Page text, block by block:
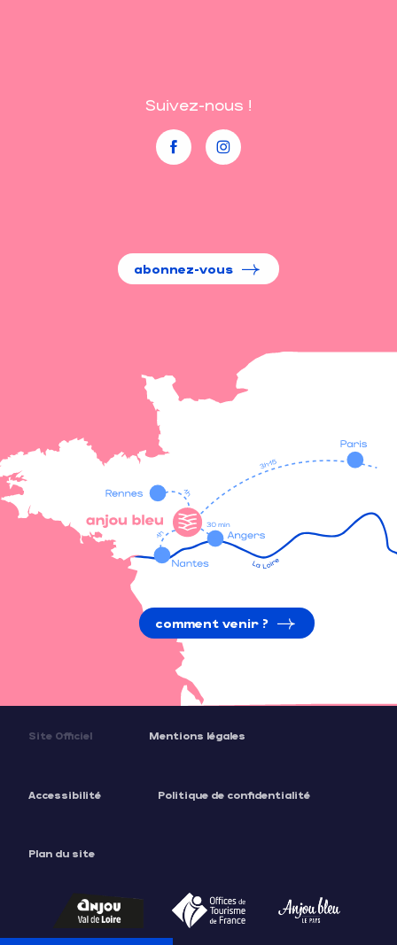
Suivez-nous !
abonnez-vous
comment venir ?
Site Officiel Mentions légales
Accessibilité Politique de confidentialité
Plan du site